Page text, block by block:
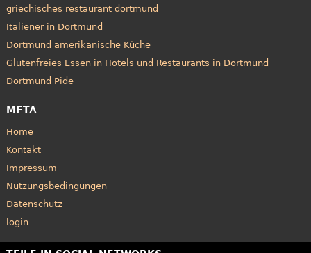
griechisches restaurant dortmund
Italiener in Dortmund
Dortmund amerikanische Küche
Glutenfreies Essen in Hotels und Restaurants in Dortmund
Dortmund Pide
META
Home
Kontakt
Impressum
Nutzungsbedingungen
Datenschutz
login